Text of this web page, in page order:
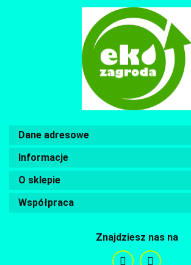
Dane adresowe
Informacje
O sklepie
Współpraca
Znajdziesz nas na